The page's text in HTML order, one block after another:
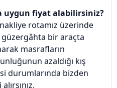
uygun fiyat alabilirsiniz?
rotamız üzerinde
güzergâhta bir araçta
masrafların
azaldığı kış
durumlarında bizden